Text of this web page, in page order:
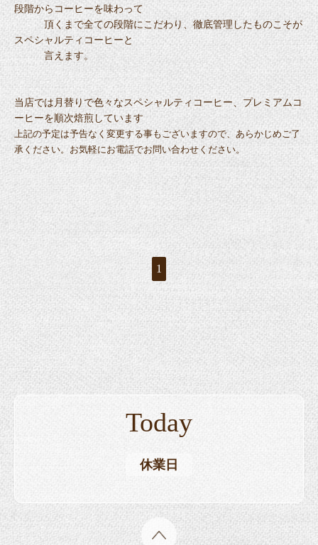
段階からコーヒーを味わって
頂くまで全ての段階にこだわり、徹底管理したものこそが
スペシャルティコーヒーと
言えます。
当店では月替りで色々なスペシャルティコーヒー、プレミアムコ
ーヒーを順次焙煎しています
上記の予定は予告なく変更する事もございますので、あらかじめご了
承ください。お気軽にお電話でお問い合わせください。
1
Today
休業日